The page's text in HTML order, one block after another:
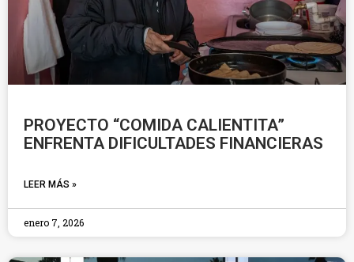
PROYECTO “COMIDA CALIENTITA”
ENFRENTA DIFICULTADES FINANCIERAS
LEER MÁS »
enero 7, 2026